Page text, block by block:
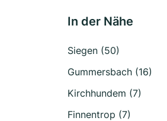
In der Nähe
Siegen (50)
Gummersbach (16)
Kirchhundem (7)
Finnentrop (7)